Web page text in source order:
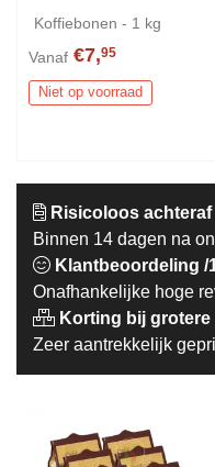
Koffiebonen - 1 kg
Vanaf €7,95
Niet op voorraad
Risicoloos
Binnen 14 dagen na
Klantbeoordeling /
Onafhankelijke hoge
Korting bij grotere
Zeer aantrekkelijk